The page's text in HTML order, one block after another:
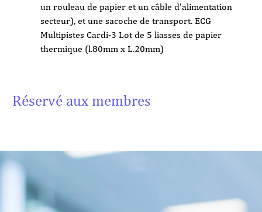
un rouleau de papier et un câble d’alimentation
secteur), et une sacoche de transport. ECG
Multipistes Cardi-3 Lot de 5 liasses de papier
thermique (l.80mm x L.20mm)
Réservé aux membres